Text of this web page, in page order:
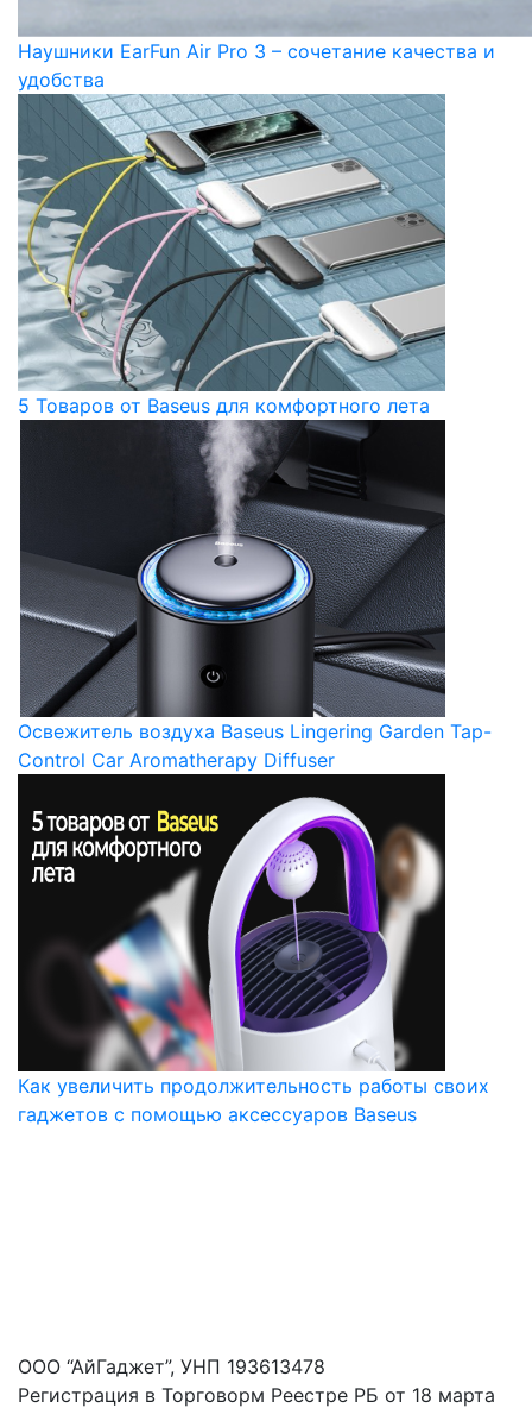
Наушники EarFun Air Pro 3 – сочетание качества и
удобства
5 Товаров от Baseus для комфортного лета
Освежитель воздуха Baseus Lingering Garden Tap-
Control Car Aromatherapy Diffuser
Как увеличить продолжительность работы своих
гаджетов с помощью аксессуаров Baseus
ООО “АйГаджет”, УНП 193613478
Регистрация в Торговорм Реестре РБ от 18 марта